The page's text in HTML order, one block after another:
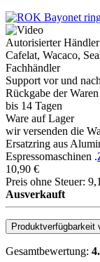
Autorisierter Händler
Cafelat, Wacaco,
Fachhändler
Support vor und
Rückgabe der Waren
bis 14 Tagen
Ware auf Lager
wir versenden die
Ersatzring aus
Espressomaschinen .
10,90 €
Preis ohne Steuer:
Ausverkauft
Produktverfügbarkeit
Gesamtbewertung: